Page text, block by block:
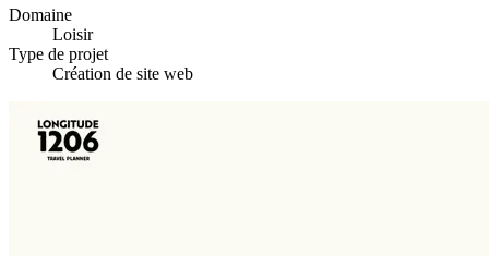
Domaine
Loisir
Type de projet
Création de site web